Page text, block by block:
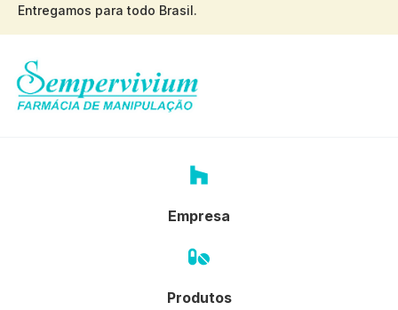
Entregamos para todo Brasil.
Empresa
Produtos